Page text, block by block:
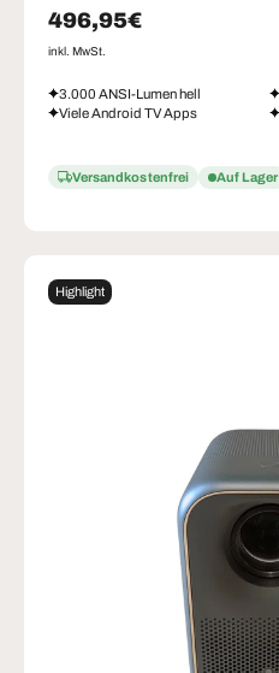
Normaler Preis
496,95€
inkl. MwSt.
3.000 ANSI-Lumen hell
Viele Android TV Apps
Versandkostenfrei Auf Lager
Highlight